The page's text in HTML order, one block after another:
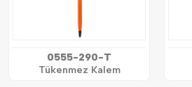
0555-290-T
Tükenmez Kalem